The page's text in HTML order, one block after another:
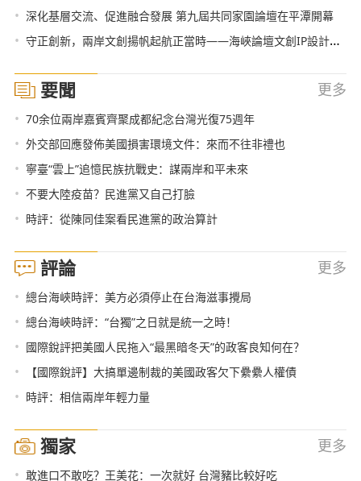
• 深化基層交流、促進融合發展 第九屆共同家園論壇在平潭開幕
• 守正創新，兩岸文創揚帆起航正當時——海峽論壇文創IP設計大賽在廈頒獎
要聞 更多
• 70余位兩岸嘉賓齊聚成都紀念台灣光復75週年
• 外交部回應發佈美國損害環境文件：來而不往非禮也
• 寧臺“雲上”追憶民族抗戰史：謀兩岸和平未來
• 不要大陸疫苗？民進黨又自己打臉
• 時評：從陳同佳案看民進黨的政治算計
評論 更多
• 總台海峽時評：美方必須停止在台海滋事攪局
• 總台海峽時評：“台獨”之日就是統一之時！
• 國際銳評把美國人民拖入“最黑暗冬天”的政客良知何在？
• 【國際銳評】大搞單邊制裁的美國政客欠下纍纍人權債
• 時評：相信兩岸年輕力量
獨家 更多
• 敢進口不敢吃？王美花：一次就好 台灣豬比較好吃